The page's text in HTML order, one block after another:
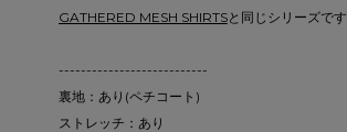
GATHERED MESH SHIRTSと同じシリーズです
---------------------------
裏地：あり(ペチコート)
ストレッチ：あり